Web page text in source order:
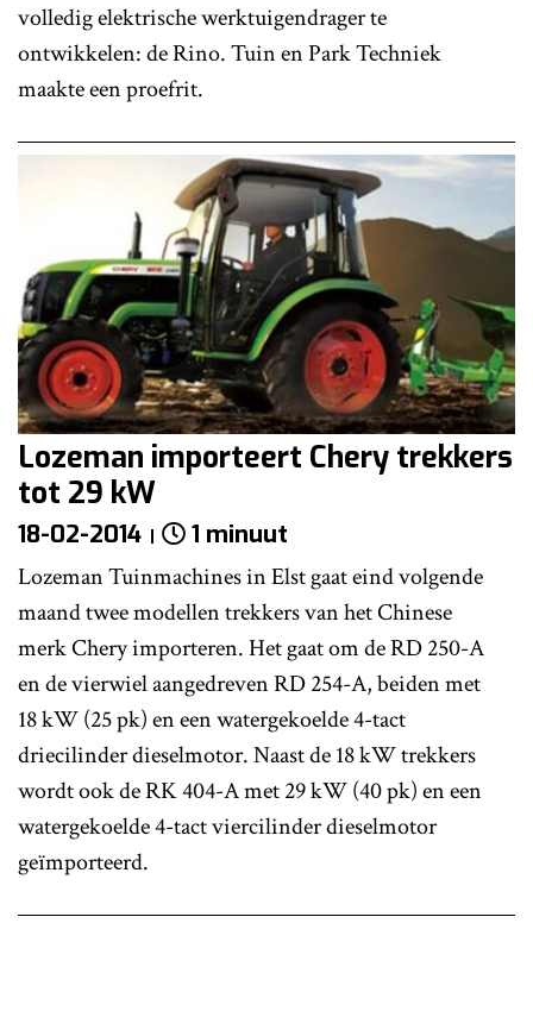
volledig elektrische werktuigendrager te
ontwikkelen: de Rino. Tuin en Park Techniek
maakte een proefrit.
Lozeman importeert Chery trekkers
tot 29 kW
18-02-2014 1 minuut
Lozeman Tuinmachines in Elst gaat eind volgende
maand twee modellen trekkers van het Chinese
merk Chery importeren. Het gaat om de RD 250-A
en de vierwiel aangedreven RD 254-A, beiden met
18 kW (25 pk) en een watergekoelde 4-tact
driecilinder dieselmotor. Naast de 18 kW trekkers
wordt ook de RK 404-A met 29 kW (40 pk) en een
watergekoelde 4-tact viercilinder dieselmotor
geïmporteerd.